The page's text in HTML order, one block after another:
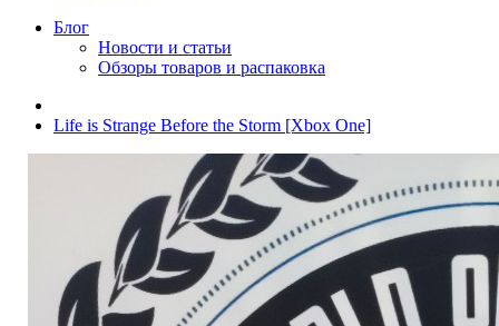
Блог
Новости и статьи
Обзоры товаров и распаковка
Life is Strange Before the Storm [Xbox One]